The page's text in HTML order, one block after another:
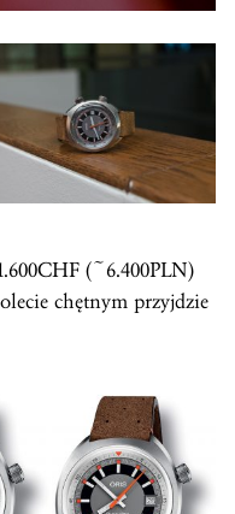
(~6.400PLN)
chętnym przyjdzie